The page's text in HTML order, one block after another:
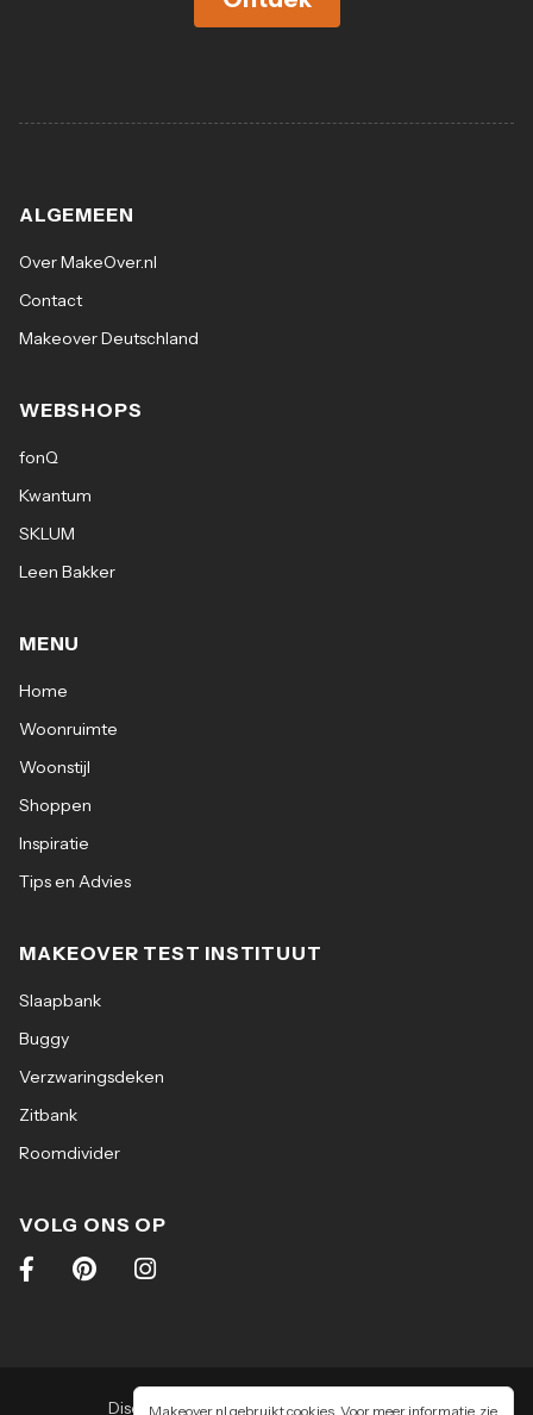
Makeover.nl gebruikt cookies. Voor meer informatie, zie
ALGEMEEN
Over MakeOver.nl
Contact
Makeover Deutschland
WEBSHOPS
fonQ
Kwantum
SKLUM
Leen Bakker
MENU
Home
Woonruimte
Woonstijl
Shoppen
Inspiratie
Tips en Advies
MAKEOVER TEST INSTITUUT
Slaapbank
Buggy
Verzwaringsdeken
Zitbank
Roomdivider
VOLG ONS OP
Disclaimer | Algemene voorwaarden |